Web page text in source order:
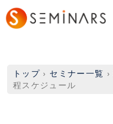
トップ › セミナー一覧 ›
程スケジュール